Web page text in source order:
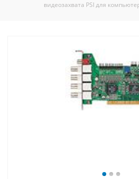
видеозахвата PSI для